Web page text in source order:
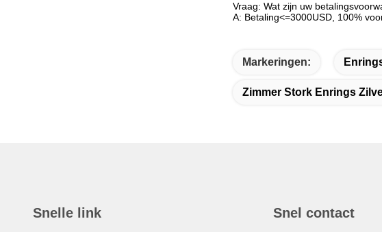
Vraag: Wat zijn uw
A: Betaling<=3000USD, 100%
Markeringen:
Zimmer Stork Enrings
Snelle link Snel contact